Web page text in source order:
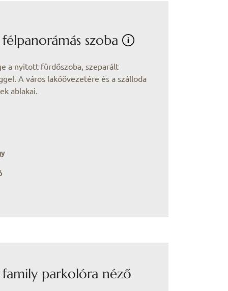
szoba
a nyitott fürdőszoba, szeparált
A város lakóövezetére és a szálloda
ablakai.
parkolóra néző